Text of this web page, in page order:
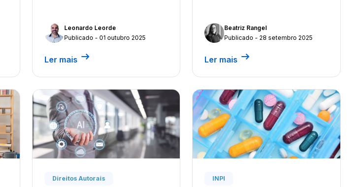
Leonardo Leorde
Publicado - 01 outubro 2025
Ler mais arrow_right_alt
Beatriz Rangel
Publicado - 28 setembro 2025
Ler mais arrow_right_alt
Direitos Autorais INPI